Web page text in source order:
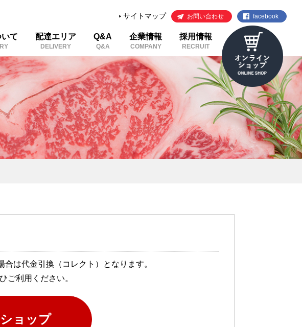
サイトマップ お問い合わせ facebook
て 配達エリア
DELIVERY
Q&A
Q&A
企業情報
COMPANY
採用情報
RECRUIT
は代金引換（コレクト）となります。
ご利用ください。
ョップ